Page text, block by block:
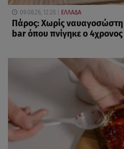
09.08.26, 12:28 ΕΛΛΑΔΑ
Πάρος: Χωρίς ναυαγοσώστη
bar όπου πνίγηκε ο 4χρονος